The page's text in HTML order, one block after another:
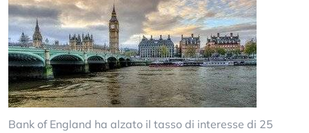
Bank of England ha alzato il tasso di interesse di 25